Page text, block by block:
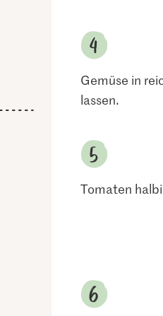
Gemüse in
lassen.
Tomaten